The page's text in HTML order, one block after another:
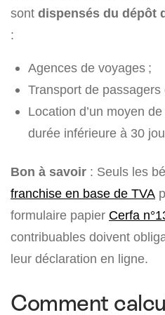
sont dispensés du dépôt
:
Agences de voyages ;
Transport de passagers
Location d’un moyen
durée inférieure à 30
Bon à savoir : Seuls les
franchise en base de TVA
formulaire papier Cerfa
contribuables doivent
leur déclaration en ligne.
Comment